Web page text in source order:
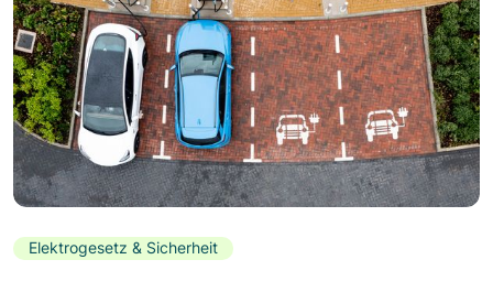
Elektrogesetz & Sicherheit